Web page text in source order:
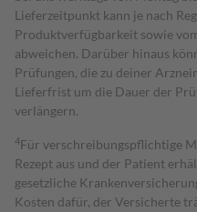
Lieferzeitpunkt kann je nach
Produktverfügbarkeit sowie
abweichen. Darüber hinaus
Prüfungen, die zu deiner
Lieferfrist um die Dauer der
verlängern.
4Für verschreibungspflichtige
Rezept aus und der Patient
gesetzliche
Kosten dafür, der Versicherte